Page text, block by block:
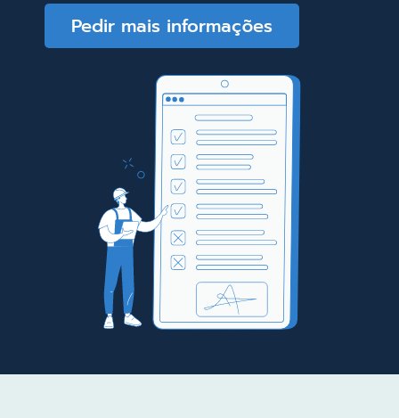
Pedir mais informações